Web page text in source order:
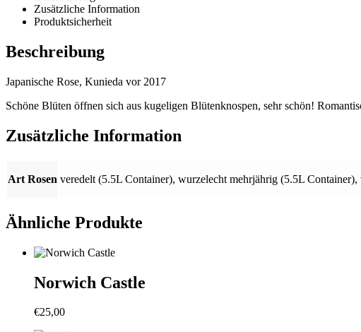
Zusätzliche Information
Produktsicherheit
Beschreibung
Japanische Rose, Kunieda vor 2017
Schöne Blüten öffnen sich aus kugeligen Blütenknospen, sehr schön!
Zusätzliche Information
Art Rosen veredelt (5.5L Container), wurzelecht mehrjährig (5.5L Container),
Ähnliche Produkte
Norwich Castle
€25,00